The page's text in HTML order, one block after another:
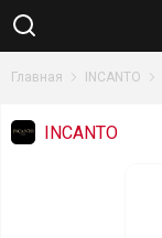
Главная INCANTO
INCANTO